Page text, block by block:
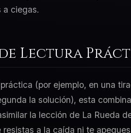
a ciegas.
Lectura
(por ejemplo, en una
la solución), esta
la lección de La Rueda
a la caída ni te